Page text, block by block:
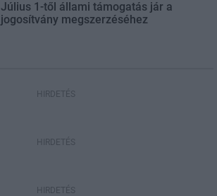
Július 1-től állami támogatás jár a
jogosítvány megszerzéséhez
HIRDETÉS
HIRDETÉS
HIRDETÉS